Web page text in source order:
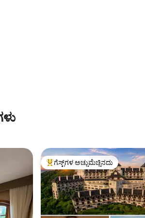
ಗೆಸ್ಟ್‌ಗಳಿಗೆ ಅತಿ ಹೆಚ್ಚು ಅಚ್ಚುಮೆಚ್ಚಿನದು
ಗೆಸ್ಟ್‌ಗಳ ಅಚ್ಚುಮೆಚ್ಚಿನದು